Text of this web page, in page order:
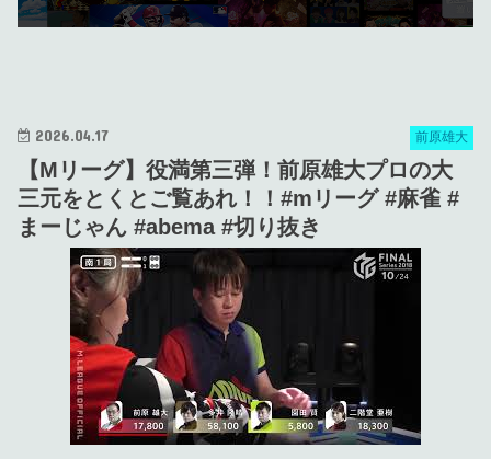
前原雄大
2026.04.17
【Mリーグ】役満第三弾！前原雄大プロの大
三元をとくとご覧あれ！！#mリーグ #麻雀 #
まーじゃん #abema #切り抜き